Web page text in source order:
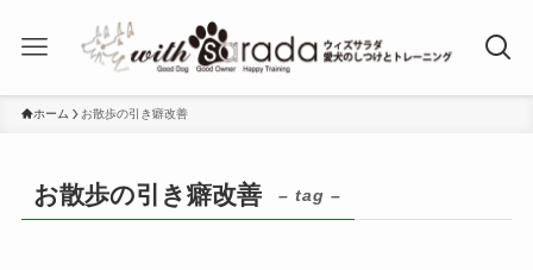
ホーム お散歩の引き癖改善
お散歩の引き癖改善 – tag –